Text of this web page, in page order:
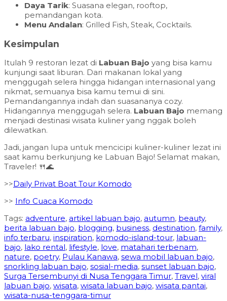
Daya Tarik: Suasana elegan, rooftop,
pemandangan kota.
Menu Andalan: Grilled Fish, Steak, Cocktails.
Kesimpulan
Itulah 9 restoran lezat di Labuan Bajo yang bisa kamu
kunjungi saat liburan. Dari makanan lokal yang
menggugah selera hingga hidangan internasional yang
nikmat, semuanya bisa kamu temui di sini.
Pemandangannya indah dan suasananya cozy.
Hidangannya menggugah selera. Labuan Bajo memang
menjadi destinasi wisata kuliner yang nggak boleh
dilewatkan.
Jadi, jangan lupa untuk mencicipi kuliner-kuliner lezat ini
saat kamu berkunjung ke Labuan Bajo! Selamat makan,
Traveler! 🍴🌊
>>Daily Privat Boat Tour Komodo
>> Info Cuaca Komodo
Tags: adventure, artikel labuan bajo, autumn, beauty,
berita labuan bajo, blogging, business, destination, family,
info terbaru, inspiration, komodo-island-tour, labuan-
bajo, lako rental, lifestyle, love, matahari terbenam,
nature, poetry, Pulau Kanawa, sewa mobil labuan bajo,
snorkling labuan bajo, sosial-media, sunset labuan bajo,
Surga Tersembunyi di Nusa Tenggara Timur, Travel, viral
labuan bajo, wisata, wisata labuan bajo, wisata pantai,
wisata-nusa-tenggara-timur